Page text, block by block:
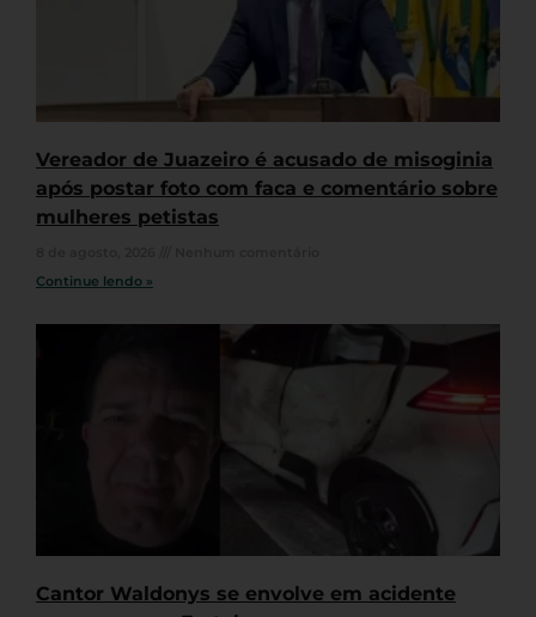
Vereador de Juazeiro é acusado de misoginia
após postar foto com faca e comentário sobre
mulheres petistas
Continue lendo »
Cantor Waldonys se envolve em acidente